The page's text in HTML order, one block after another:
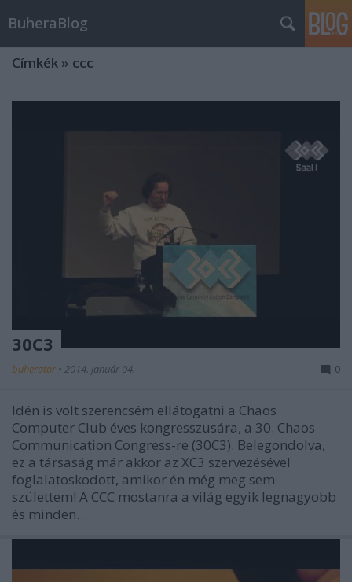
BuheraBlog
Címkék » ccc
30C3
buherator • 2014. január 04. 0
Idén is volt szerencsém ellátogatni a Chaos
Computer Club éves kongresszusára, a 30. Chaos
Communication Congress-re (30C3). Belegondolva,
ez a társaság már akkor az XC3 szervezésével
foglalatoskodott, amikor én még meg sem
születtem! A CCC mostanra a világ egyik legnagyobb
és minden…